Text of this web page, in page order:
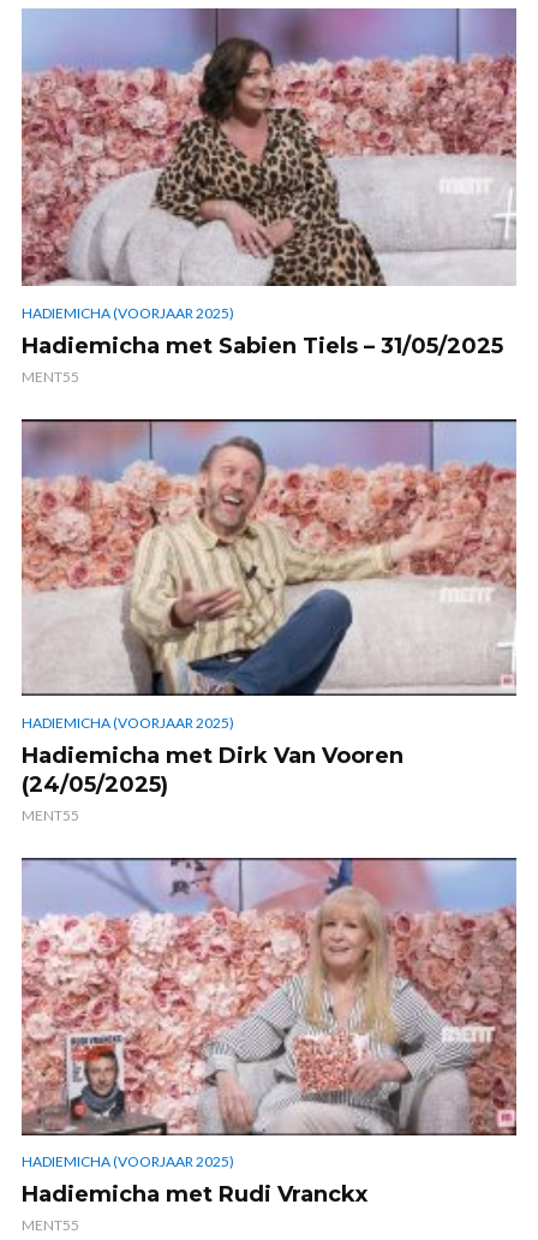
HADIEMICHA (VOORJAAR 2025)
Hadiemicha met Sabien Tiels – 31/05/2025
MENT55
HADIEMICHA (VOORJAAR 2025)
Hadiemicha met Dirk Van Vooren
(24/05/2025)
MENT55
HADIEMICHA (VOORJAAR 2025)
Hadiemicha met Rudi Vranckx
MENT55